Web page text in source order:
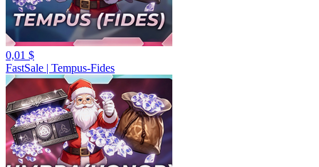
0,01 $
FastSale | Tempus-Fides